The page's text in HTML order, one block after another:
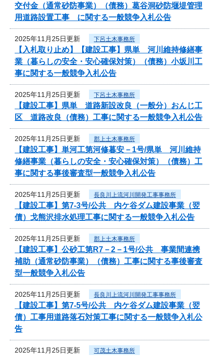
交付金（通常砂防事業）（債務）葛谷洞砂防堰堤管理
用道路設置工事 に関する一般競争入札公告
2025年11月25日更新 下呂土木事務所
【入札取り止め】【建設工事】県単 河川維持修繕事
業（暮らしの安全・安心確保対策）（債務）小坂川工
事に関する一般競争入札公告
2025年11月25日更新 下呂土木事務所
【建設工事】県単 道路新設改良（一般分）おんじ工
区 道路改良（債務）工事に関する一般競争入札公告
2025年11月25日更新 郡上土木事務所
【建設工事】単河工第河修暮安－1号/県単 河川維持
修繕事業（暮らしの安全・安心確保対策）（債務）工
事に関する事後審査型一般競争入札公告
2025年11月25日更新 長良川上流河川開発工事事務所
【建設工事】第7-3号/公共 内ケ谷ダム建設事業（翌
債）戈熊沢排水処理工事に関する一般競争入札公告
2025年11月25日更新 郡上土木事務所
【建設工事】公砂工第R7－2－1号/公共 事業間連携
補助（通常砂防事業）（債務）工事に関する事後審査
型一般競争入札公告
2025年11月25日更新 長良川上流河川開発工事事務所
【建設工事】第7-5号/公共 内ケ谷ダム建設事業（翌
債）工事用道路落石対策工事に関する一般競争入札公
告
2025年11月25日更新 可茂土木事務所